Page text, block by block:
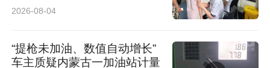
2026-08-04
“提枪未加油、数值自动增长”
车主质疑内蒙古一加油站计量